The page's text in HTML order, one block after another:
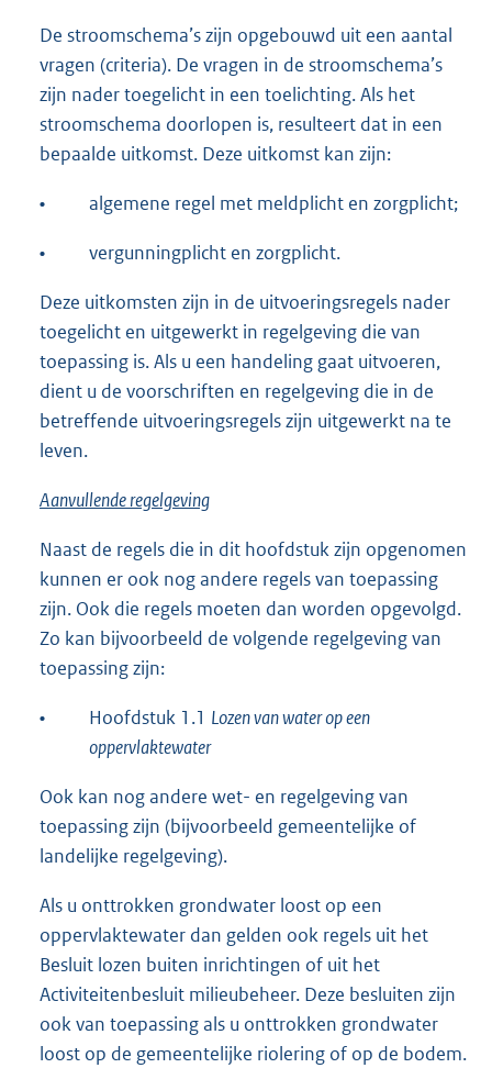
De stroomschema’s zijn opgebouwd uit een aantal
vragen (criteria). De vragen in de stroomschema’s
zijn nader toegelicht in een toelichting. Als het
stroomschema doorlopen is, resulteert dat in een
bepaalde uitkomst. Deze uitkomst kan zijn:
• algemene regel met meldplicht en zorgplicht;
• vergunningplicht en zorgplicht.
Deze uitkomsten zijn in de uitvoeringsregels nader
toegelicht en uitgewerkt in regelgeving die van
toepassing is. Als u een handeling gaat uitvoeren,
dient u de voorschriften en regelgeving die in de
betreffende uitvoeringsregels zijn uitgewerkt na te
leven.
Aanvullende regelgeving
Naast de regels die in dit hoofdstuk zijn opgenomen
kunnen er ook nog andere regels van toepassing
zijn. Ook die regels moeten dan worden opgevolgd.
Zo kan bijvoorbeeld de volgende regelgeving van
toepassing zijn:
• Hoofdstuk 1.1 Lozen van water op een
oppervlaktewater
Ook kan nog andere wet- en regelgeving van
toepassing zijn (bijvoorbeeld gemeentelijke of
landelijke regelgeving).
Als u onttrokken grondwater loost op een
oppervlaktewater dan gelden ook regels uit het
Besluit lozen buiten inrichtingen of uit het
Activiteitenbesluit milieubeheer. Deze besluiten zijn
ook van toepassing als u onttrokken grondwater
loost op de gemeentelijke riolering of op de bodem.